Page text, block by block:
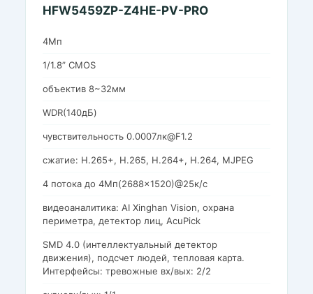
HFW5459ZP-Z4HE-PV-PRO
4Мп
1/1.8” CMOS
объектив 8~32мм
WDR(140дБ)
чувствительность 0.0007лк@F1.2
сжатие: H.265+, H.265, H.264+, H.264, MJPEG
4 потока до 4Мп(2688×1520)@25к/с
видеоаналитика: AI Xinghan Vision, охрана
периметра, детектор лиц, AcuPick
SMD 4.0 (интеллектуальный детектор
движения), подсчет людей, тепловая карта.
Интерфейсы: тревожные вх/вых: 2/2